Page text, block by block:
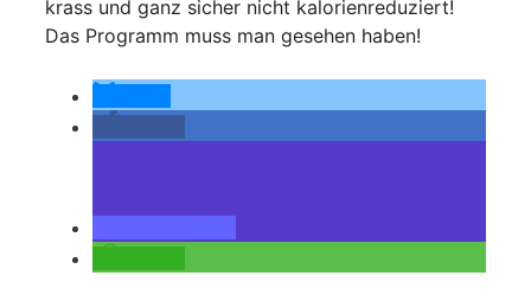
krass und ganz sicher nicht kalorienreduziert!
Das Programm muss man gesehen haben!